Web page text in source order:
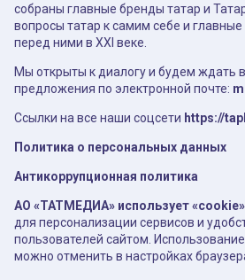
собраны главные бренды татар и
вопросы татар к самим себе и
перед ними в XXI веке.
Мы открыты к диалогу и будем ждать
предложения по электронной почте:
Ссылки на все наши соцсети https://
Политика о персональных данных
Антикоррупционная политика
АО «ТАТМЕДИА» использует «cookie»
для персонализации сервисов и
пользователей сайтом.
можно отменить в настройках